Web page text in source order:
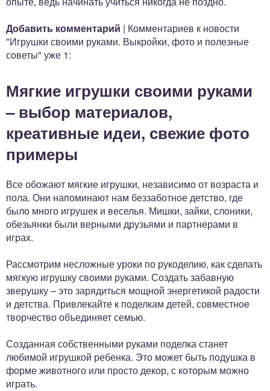
Добавить комментарий | Комментариев к новости
"Игрушки своими руками. Выкройки, фото и полезные
советы" уже 1:
Мягкие игрушки своими руками
– выбор материалов,
креативные идеи, свежие фото
примеры
Все обожают мягкие игрушки, независимо от возраста и
пола. Они напоминают нам беззаботное детство, где
было много игрушек и веселья. Мишки, зайки, слоники,
обезьянки были верными друзьями и партнерами в
играх.
Рассмотрим несложные уроки по рукоделию, как сделать
мягкую игрушку своими руками. Создать забавную
зверушку – это зарядиться мощной энергетикой радости
и детства. Привлекайте к поделкам детей, совместное
творчество объединяет семью.
Созданная собственными руками поделка станет
любимой игрушкой ребенка. Это может быть подушка в
форме животного или просто декор, с которым можно
играть.